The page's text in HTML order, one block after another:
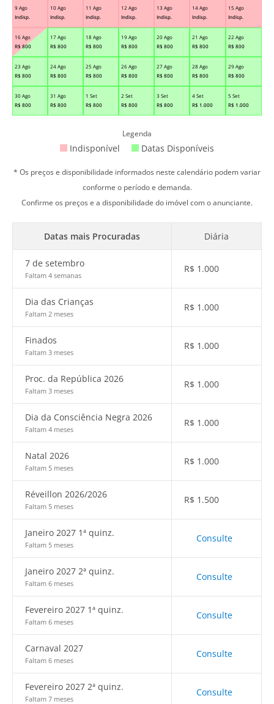
9 Ago
Indisp.
10 Ago
Indisp.
11 Ago
Indisp.
12 Ago
Indisp.
13 Ago
Indisp.
14 Ago
Indisp.
15 Ago
Indisp.
16 Ago
R$ 800
17 Ago
R$ 800
18 Ago
R$ 800
19 Ago
R$ 800
20 Ago
R$ 800
21 Ago
R$ 800
22 Ago
R$ 800
23 Ago
R$ 800
24 Ago
R$ 800
25 Ago
R$ 800
26 Ago
R$ 800
27 Ago
R$ 800
28 Ago
R$ 800
29 Ago
R$ 800
30 Ago
R$ 800
31 Ago
R$ 800
1 Set
R$ 800
2 Set
R$ 800
3 Set
R$ 800
4 Set
R$ 1.000
5 Set
R$ 1.000
Legenda
Indisponível Datas Disponíveis
* Os preços e disponibilidade informados neste calendário podem variar
conforme o período e demanda.
Confirme os preços e a disponibilidade do imóvel com o anunciante.
Datas mais Procuradas Diária
7 de setembro
Faltam 4 semanas
R$ 1.000
Dia das Crianças
Faltam 2 meses
R$ 1.000
Finados
Faltam 3 meses
R$ 1.000
Proc. da República 2026
Faltam 3 meses
R$ 1.000
Dia da Consciência Negra 2026
Faltam 4 meses
R$ 1.000
Natal 2026
Faltam 5 meses
R$ 1.000
Réveillon 2026/2026
Faltam 5 meses
R$ 1.500
Janeiro 2027 1ª quinz.
Faltam 5 meses
Consulte
Janeiro 2027 2ª quinz.
Faltam 6 meses
Consulte
Fevereiro 2027 1ª quinz.
Faltam 6 meses
Consulte
Carnaval 2027
Faltam 6 meses
Consulte
Fevereiro 2027 2ª quinz.
Faltam 7 meses
Consulte